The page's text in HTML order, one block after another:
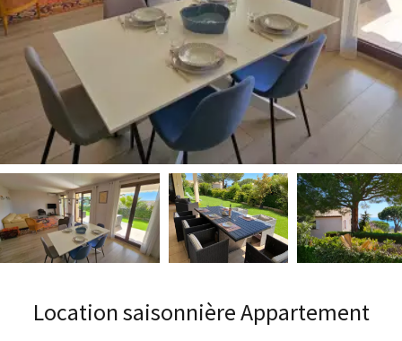
Location saisonnière Appartement